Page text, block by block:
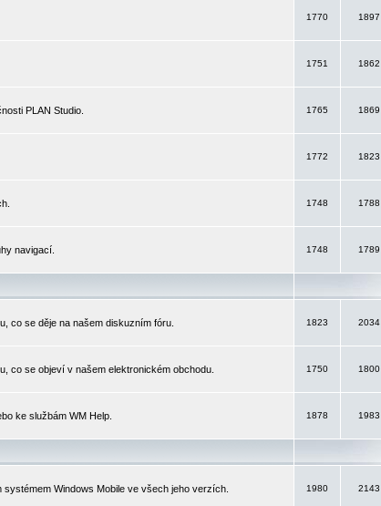
1770 1897
1751 1862
PLAN Studio.
1765 1869
1772 1823
1748 1788
navigací.
1748 1789
co se děje na našem diskuzním fóru.
1823 2034
co se objeví v našem elektronickém obchodu.
1750 1800
ke službám WM Help.
1878 1983
Windows Mobile ve všech jeho verzích.
1980 2143